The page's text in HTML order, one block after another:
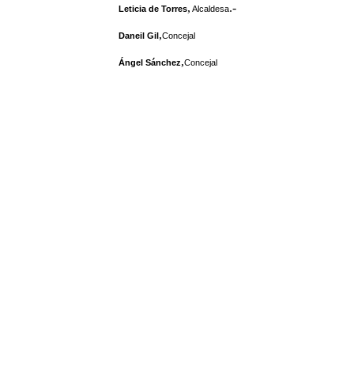
Leticia de Torres, Alcaldesa.-
Daneil Gil,Concejal
Ángel Sánchez,Concejal